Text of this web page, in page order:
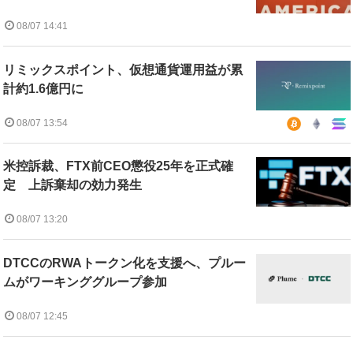
08/07 14:41
リミックスポイント、仮想通貨運用益が累
計約1.6億円に
08/07 13:54
米控訴裁、FTX前CEO懲役25年を正式確
定 上訴棄却の効力発生
08/07 13:20
DTCCのRWAトークン化を支援へ、プルー
ムがワーキンググループ参加
08/07 12:45